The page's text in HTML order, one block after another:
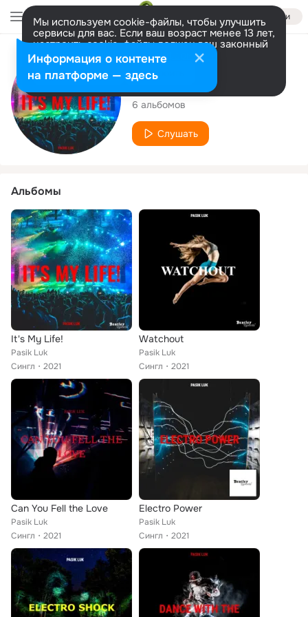
Войти
Мы используем cookie-файлы, чтобы улучшить
сервисы для вас. Если ваш возраст менее 13 лет,
настроить cookie-файлы должен ваш законный
представитель. Больше информации
Разрешить все Настроить
Исполнитель
Pasik Luk
6 альбомов
Слушать
Альбомы
It's My Life!
Pasik Luk
Сингл
2021
Watchout
Pasik Luk
Сингл
2021
Can You Fell the Love
Pasik Luk
Сингл
2021
Electro Power
Pasik Luk
Сингл
2021
Информация о контенте
на платформе — здесь